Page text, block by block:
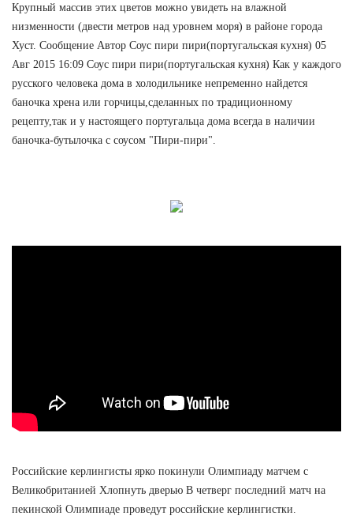
Крупный массив этих цветов можно увидеть на влажной
низменности (двести метров над уровнем моря) в районе города
Хуст. Сообщение Автор Соус пири пири(португальская кухня) 05
Авг 2015 16:09 Соус пири пири(португальская кухня) Как у каждого
русского человека дома в холодильнике непременно найдется
баночка хрена или горчицы,сделанных по традиционному
рецепту,так и у настоящего португальца дома всегда в наличии
баночка-бутылочка с соусом "Пири-пири".
Российские керлингисты ярко покинули Олимпиаду матчем с
Великобританией Хлопнуть дверью В четверг последний матч на
пекинской Олимпиаде проведут российские керлингистки.